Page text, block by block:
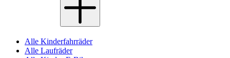
Alle Kinderfahrräder
Alle Laufräder